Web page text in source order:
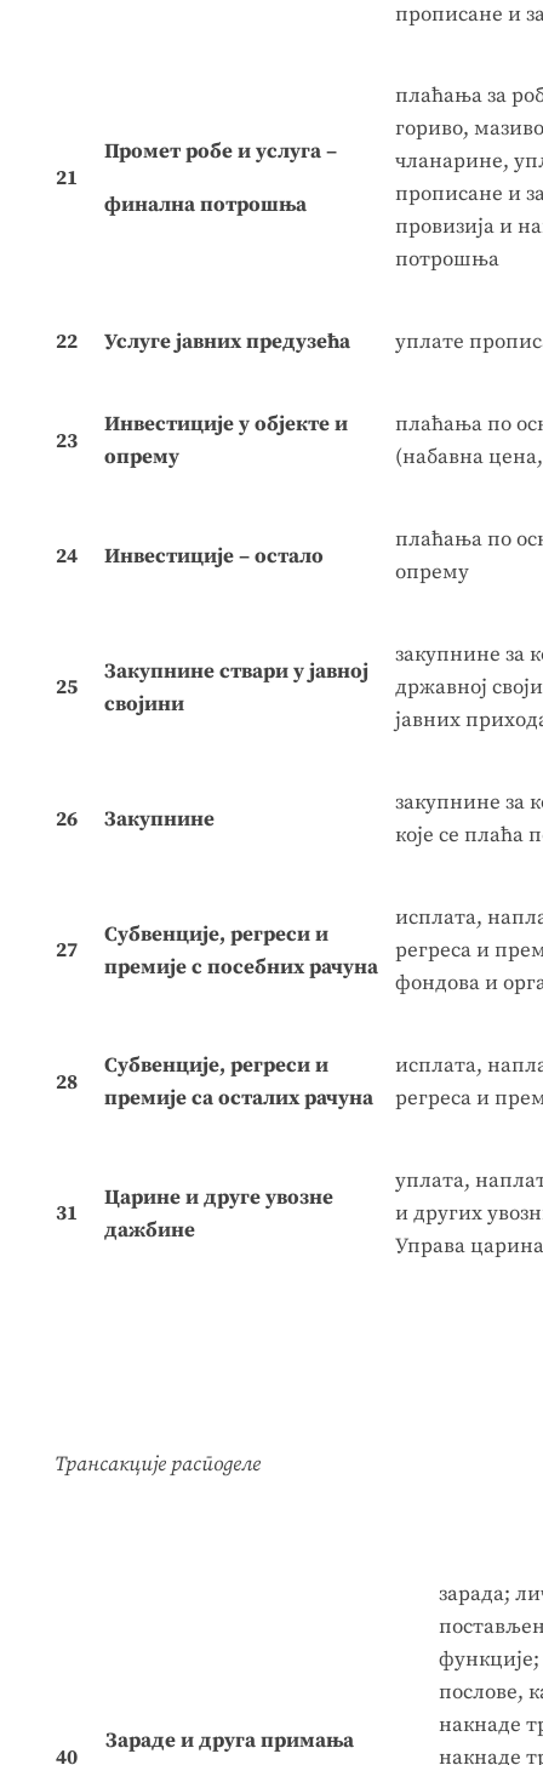
прописане и
21
Промет робе и услуга –
финална потрошња
плаћања за
гориво,
чланарине,
прописане и
провизија и
потрошња
22 Услуге јавних предузећа уплате
23
Инвестиције у објекте и
опрему
плаћања по
(набавна
24 Инвестиције – остало
плаћања по
опрему
25
Закупнинествари у јавној
својини
закупнине за
државној
јавних
26 Закупнине
закупнине за
које се плаћа
27
Субвенције, регреси и
премије с посебних рачуна
исплата,
регреса и
фондова и
28
Субвенције, регреси и
премије са осталих рачуна
исплата,
регреса и
31
Царине и друге увозне
дажбине
уплата,
и других
Управа
Трансакције расподеле
40
Зараде и друга примања
зарада;
послове,
накнаде
накнаде